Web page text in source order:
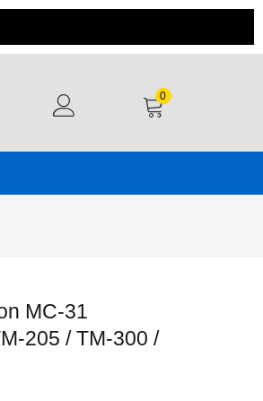
0
MC-31
205 / TM-300 /